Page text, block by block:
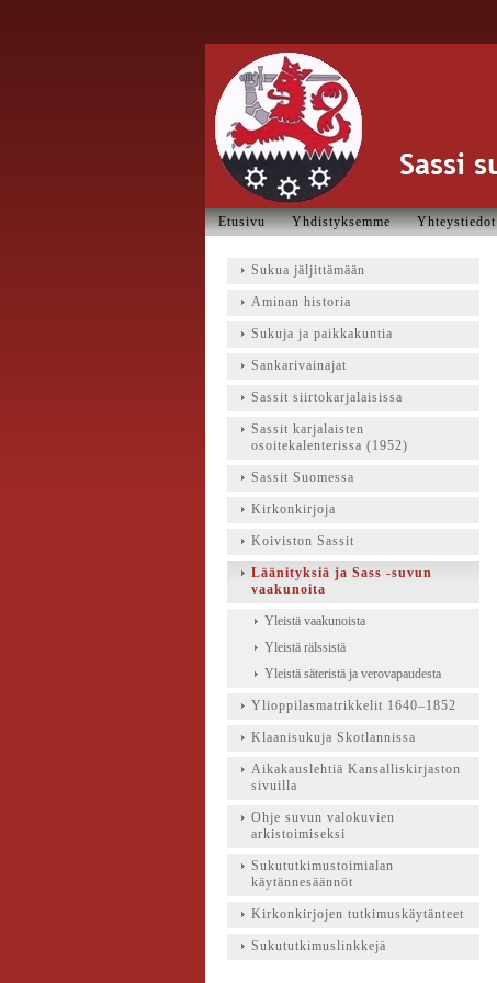
Etusivu Yhdistyksemme Yhteystiedot
Sukua jäljittämään
Aminan historia
Sukuja ja paikkakuntia
Sankarivainajat
Sassit siirtokarjalaisissa
Sassit karjalaisten
osoitekalenterissa (1952)
Sassit Suomessa
Kirkonkirjoja
Koiviston Sassit
Läänityksiä ja Sass -suvun
vaakunoita
Yleistä vaakunoista
Yleistä rälssistä
Yleistä säteristä ja verovapaudesta
Ylioppilasmatrikkelit 1640–1852
Klaanisukuja Skotlannissa
Aikakauslehtiä Kansalliskirjaston
sivuilla
Ohje suvun valokuvien
arkistoimiseksi
Sukututkimustoimialan
käytännesäännöt
Kirkonkirjojen tutkimuskäytänteet
Sukututkimuslinkkejä